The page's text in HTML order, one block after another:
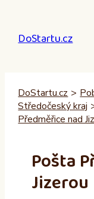
obsah
DoStartu.cz
DoStartu.cz >
Středočeský kraj
Předměřice nad
Pošta
Jizerou